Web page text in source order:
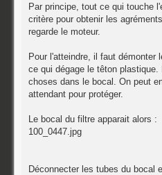
Par principe, tout ce qui touche
critère pour obtenir les
regarde le moteur.
Pour l'atteindre, il faut
ce qui dégage le têton
choses dans le bocal. On peut
attendant pour protéger.
Le bocal du filtre apparait alors :
100_0447.jpg
Déconnecter les tubes du bocal